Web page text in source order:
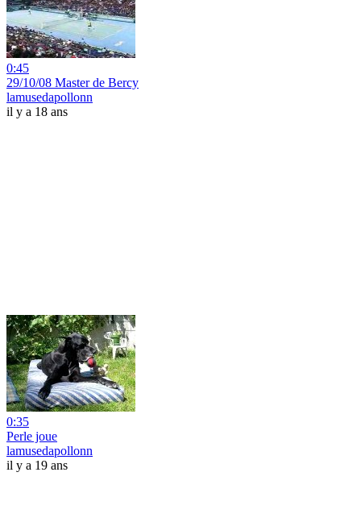
0:45
29/10/08 Master de Bercy
lamusedapollonn
il y a 18 ans
0:35
Perle joue
lamusedapollonn
il y a 19 ans